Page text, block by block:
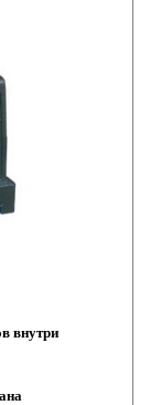
внутри